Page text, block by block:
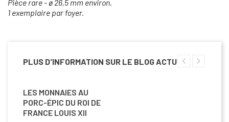
Pièce rare - ø 26,5 mm environ.
1 exemplaire par foyer.
PLUS D'INFORMATION SUR LE BLOG ACTU
LES MONNAIES AU
PORC-ÉPIC DU ROI DE
FRANCE LOUIS XII